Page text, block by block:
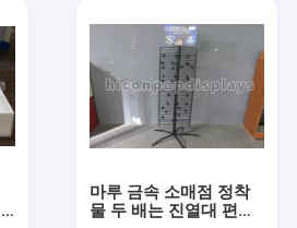
마루 금속 소매점 정착
물 두 배는 진열대 편들